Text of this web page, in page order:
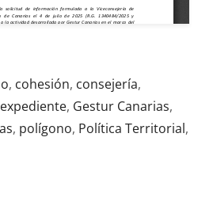
, cohesión, consejería,
expediente, Gestur Canarias,
, polígono, Política Territorial,